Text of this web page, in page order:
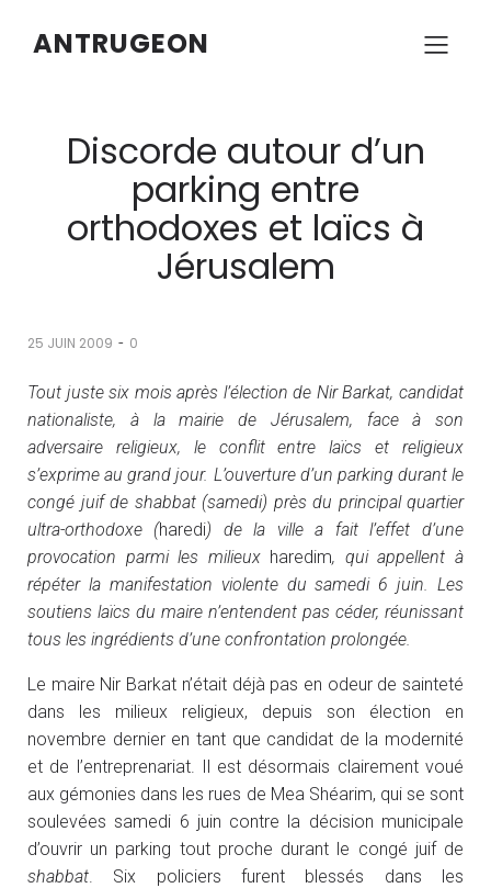
ANTRUGEON
Discorde autour d’un
parking entre
orthodoxes et laïcs à
Jérusalem
25 JUIN 2009 - 0
Tout juste six mois après l’élection de Nir Barkat, candidat
nationaliste, à la mairie de Jérusalem, face à son
adversaire religieux, le conflit entre laïcs et religieux
s’exprime au grand jour. L’ouverture d’un parking durant le
congé juif de shabbat (samedi) près du principal quartier
ultra-orthodoxe (haredi) de la ville a fait l’effet d’une
provocation parmi les milieux haredim, qui appellent à
répéter la manifestation violente du samedi 6 juin. Les
soutiens laïcs du maire n’entendent pas céder, réunissant
tous les ingrédients d’une confrontation prolongée.
Le maire Nir Barkat n’était déjà pas en odeur de sainteté
dans les milieux religieux, depuis son élection en
novembre dernier en tant que candidat de la modernité
et de l’entreprenariat. Il est désormais clairement voué
aux gémonies dans les rues de Mea Shéarim, qui se sont
soulevées samedi 6 juin contre la décision municipale
d’ouvrir un parking tout proche durant le congé juif de
shabbat. Six policiers furent blessés dans les